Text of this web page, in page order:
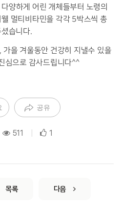
양하게 어린 개체들부터 노령의
멀티비타민을 각각 5박스씩 총
습니다.
을 겨울동안 건강히 지낼수 있을
심으로 감사드립니다^^
공유
511 1
목록 다음